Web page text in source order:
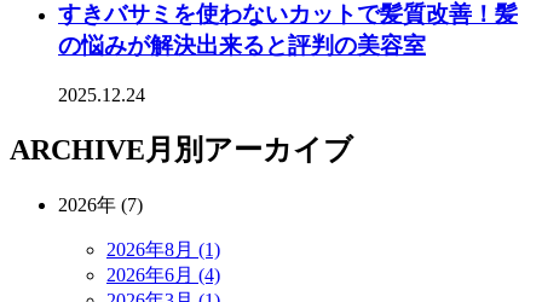
すきバサミを使わないカットで髪質改善！髪
の悩みが解決出来ると評判の美容室
2025.12.24
ARCHIVE月別アーカイブ
2026年 (7)
2026年8月 (1)
2026年6月 (4)